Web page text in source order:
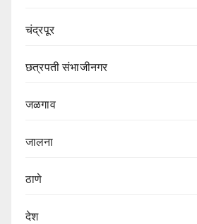
चंद्रपूर
छत्रपती संभाजीनगर
जळगाव
जालना
ठाणे
देश